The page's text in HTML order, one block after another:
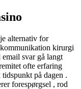
alternativ for
kirurgi
svar gå langt
ofte erfaring
på dagen .
forespørgsel , rod